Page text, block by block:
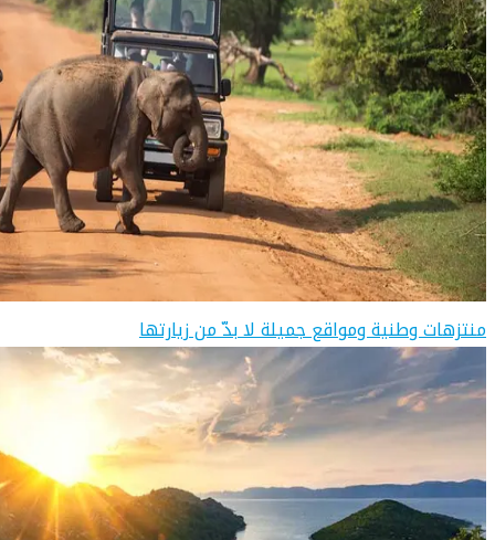
منتزهات وطنية ومواقع جميلة لا بدّ من زيارتها